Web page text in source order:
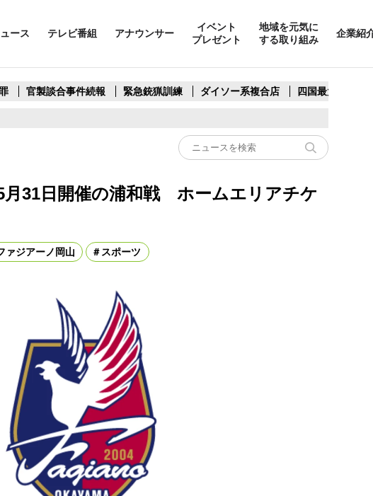
ース テレビ番組 アナウンサー
イベント
プレゼント
地域を元気に
する取り組み
企業紹
官製談合事件続報 緊急銃猟訓練 ダイソー系複合店 四国最大スリコ
月31日開催の浦和戦 ホームエリアチケ
ァジアーノ岡山 スポーツ